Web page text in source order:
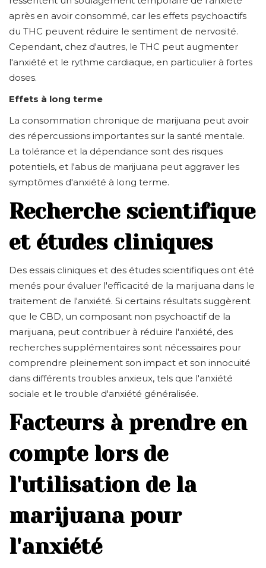
après en avoir consommé, car les effets psychoactifs
du THC peuvent réduire le sentiment de nervosité.
Cependant, chez d'autres, le THC peut augmenter
l'anxiété et le rythme cardiaque, en particulier à fortes
doses.
Effets à long terme
La consommation chronique de marijuana peut avoir
des répercussions importantes sur la santé mentale.
La tolérance et la dépendance sont des risques
potentiels, et l'abus de marijuana peut aggraver les
symptômes d'anxiété à long terme.
Recherche scientifique
et études cliniques
Des essais cliniques et des études scientifiques ont été
menés pour évaluer l'efficacité de la marijuana dans le
traitement de l'anxiété. Si certains résultats suggèrent
que le CBD, un composant non psychoactif de la
marijuana, peut contribuer à réduire l'anxiété, des
recherches supplémentaires sont nécessaires pour
comprendre pleinement son impact et son innocuité
dans différents troubles anxieux, tels que l'anxiété
sociale et le trouble d'anxiété généralisée.
Facteurs à prendre en
compte lors de
l'utilisation de la
marijuana pour
l'anxiété